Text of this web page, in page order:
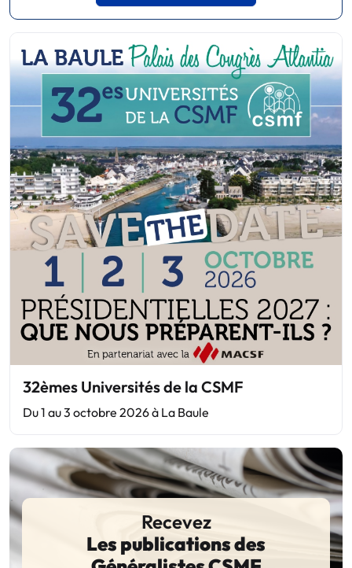
32èmes Universités de la CSMF
Du 1 au 3 octobre 2026 à La Baule
Recevez
Les publications des